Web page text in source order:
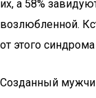
их, а 58%
возлюбленной.
от этого
Созданный